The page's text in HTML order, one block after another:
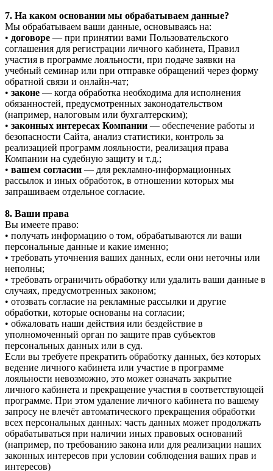
7. На каком основании мы обрабатываем данные?
Мы обрабатываем ваши данные, основываясь на:
• договоре — при принятии вами Пользовательского
соглашения для регистрации личного кабинета, Правил
участия в программе лояльности, при подаче заявки на
учебный семинар или при отправке обращений через форму
обратной связи и онлайн-чат;
• законе — когда обработка необходима для исполнения
обязанностей, предусмотренных законодательством
(например, налоговым или бухгалтерским);
• законных интересах Компании — обеспечение работы и
безопасности Сайта, анализ статистики, контроль за
реализацией программ лояльности, реализация права
Компании на судебную защиту и т.д.;
• вашем согласии — для рекламно-информационных
рассылок и иных обработок, в отношении которых мы
запрашиваем отдельное согласие.
8. Ваши права
Вы имеете право:
• получать информацию о том, обрабатываются ли ваши
персональные данные и какие именно;
• требовать уточнения ваших данных, если они неточны или
неполны;
• требовать ограничить обработку или удалить ваши данные в
случаях, предусмотренных законом;
• отозвать согласие на рекламные рассылки и другие
обработки, которые основаны на согласии;
• обжаловать наши действия или бездействие в
уполномоченный орган по защите прав субъектов
персональных данных или в суд.
Если вы требуете прекратить обработку данных, без которых
ведение личного кабинета или участие в программе
лояльности невозможно, это может означать закрытие
личного кабинета и прекращение участия в соответствующей
программе. При этом удаление личного кабинета по вашему
запросу не влечёт автоматического прекращения обработки
всех персональных данных: часть данных может продолжать
обрабатываться при наличии иных правовых оснований
(например, по требованию закона или для реализации наших
законных интересов при условии соблюдения ваших прав и
интересов)